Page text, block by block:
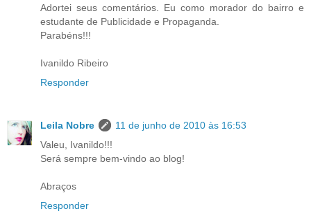
Adortei seus comentários. Eu como morador do bairro e
estudante de Publicidade e Propaganda.
Parabéns!!!
Ivanildo Ribeiro
Responder
Leila Nobre
11 de junho de 2010 às 16:53
Valeu, Ivanildo!!!
Será sempre bem-vindo ao blog!
Abraços
Responder